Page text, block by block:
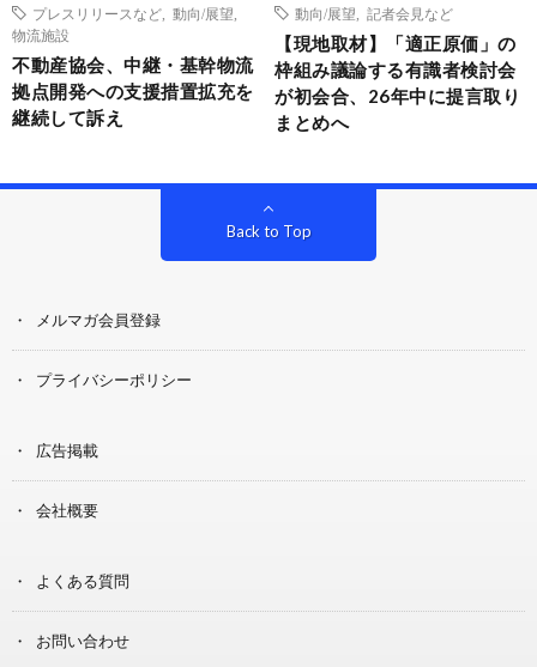
プレスリリースなど
動向/展望
物流施設
不動産協会、中継・基幹物流
拠点開発への支援措置拡充を
継続して訴え
動向/展望
記者会見など
【現地取材】「適正原価」の
枠組み議論する有識者検討会
が初会合、26年中に提言取り
まとめへ
Back to Top
メルマガ会員登録
プライバシーポリシー
広告掲載
会社概要
よくある質問
お問い合わせ